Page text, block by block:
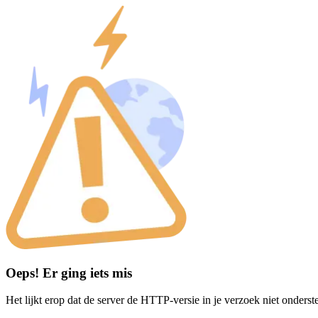
Oeps! Er ging iets mis
Het lijkt erop dat de server de HTTP-versie in je verzoek niet